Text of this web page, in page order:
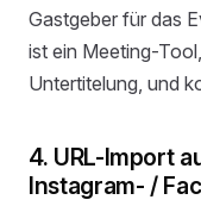
Gastgeber für das
ist ein Meeting-
Untertitelung, und
4. URL-Import
Instagram- /